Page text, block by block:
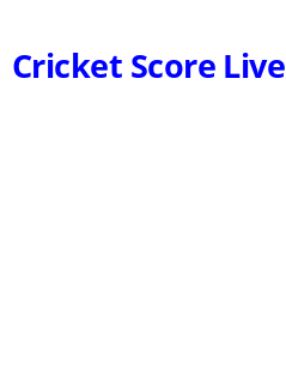
Cricket Score Live